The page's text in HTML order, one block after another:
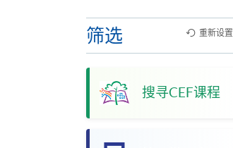
筛选
搜寻CEF课程
重新设置